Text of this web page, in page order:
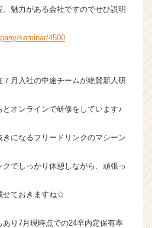
、魅力がある会社ですのでせひ説明
seminar/4500
月入社の中途チームが絶賛新人研
オンラインで研修をしています♪
になるフリードリンクのマシーン
でしっかり休憩しながら、頑張っ
せておきますね☆
り7月現時点での24卒内定保有率